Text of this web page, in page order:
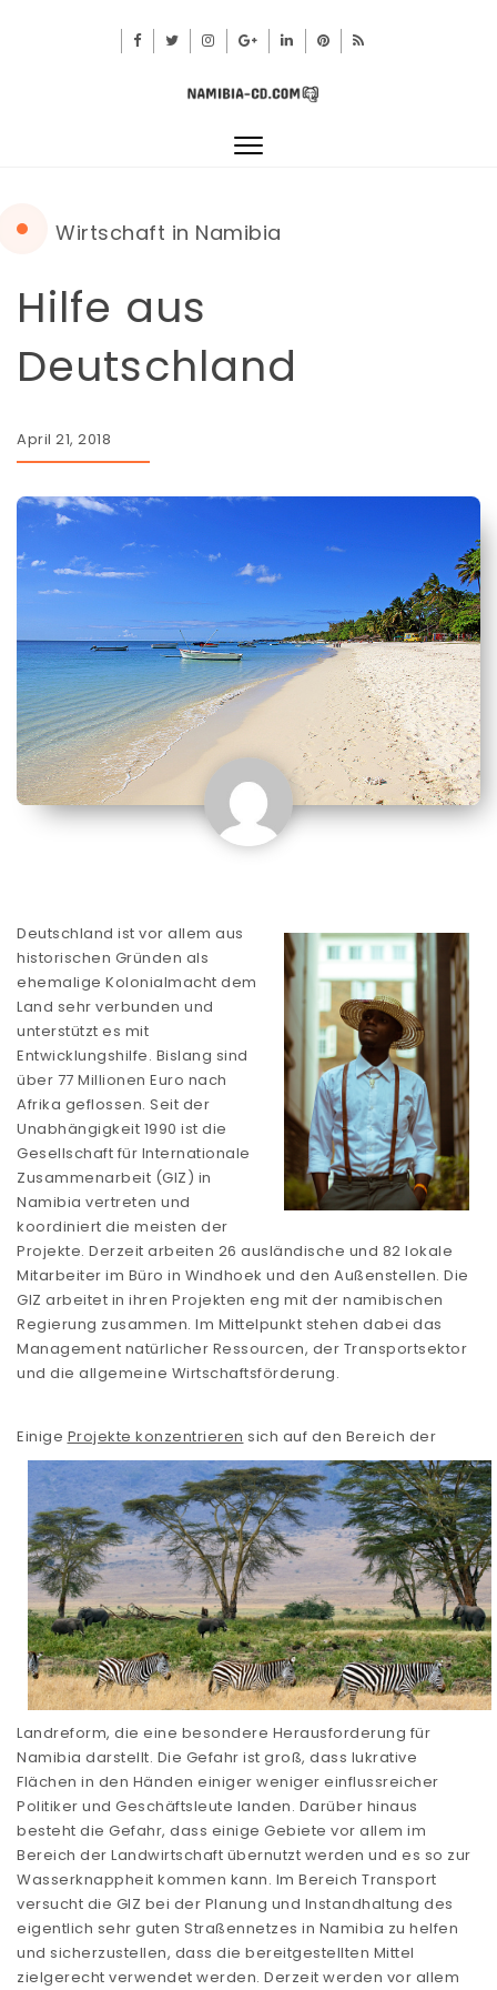
Toggle
Wirtschaft in Namibia
Hilfe aus
Deutschland
April 21, 2018
Deutschland ist vor allem aus
historischen Gründen als
ehemalige Kolonialmacht dem
Land sehr verbunden und
unterstützt es mit
Entwicklungshilfe. Bislang sind
über 77 Millionen Euro nach
Afrika geflossen. Seit der
Unabhängigkeit 1990 ist die
Gesellschaft für Internationale
Zusammenarbeit (GIZ) in
Namibia vertreten und
koordiniert die meisten der
Projekte. Derzeit arbeiten 26 ausländische und 82 lokale
Mitarbeiter im Büro in Windhoek und den Außenstellen. Die
GIZ arbeitet in ihren Projekten eng mit der namibischen
Regierung zusammen. Im Mittelpunkt stehen dabei das
Management natürlicher Ressourcen, der Transportsektor
und die allgemeine Wirtschaftsförderung.
Einige Projekte konzentrieren sich auf den Bereich der
Landreform, die eine besondere Herausforderung für
Namibia darstellt. Die Gefahr ist groß, dass lukrative
Flächen in den Händen einiger weniger einflussreicher
Politiker und Geschäftsleute landen. Darüber hinaus
besteht die Gefahr, dass einige Gebiete vor allem im
Bereich der Landwirtschaft übernutzt werden und es so zur
Wasserknappheit kommen kann. Im Bereich Transport
versucht die GIZ bei der Planung und Instandhaltung des
eigentlich sehr guten Straßennetzes in Namibia zu helfen
und sicherzustellen, dass die bereitgestellten Mittel
zielgerecht verwendet werden. Derzeit werden vor allem